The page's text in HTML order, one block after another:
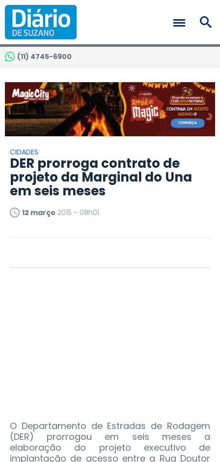
(11) 4745-6900
CIDADES
DER prorroga contrato de
projeto da Marginal do Una
em seis meses
12 março 2015 - 08h01
O Departamento de Estradas de Rodagem
(DER) prorrogou em seis meses a
elaboração do projeto executivo de
implantação de acesso entre a Rua Doutor